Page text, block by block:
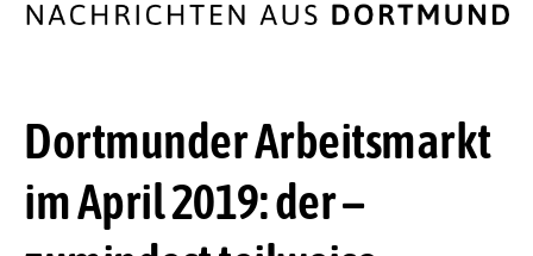
Dortmunder Arbeitsmarkt
im April 2019: der –